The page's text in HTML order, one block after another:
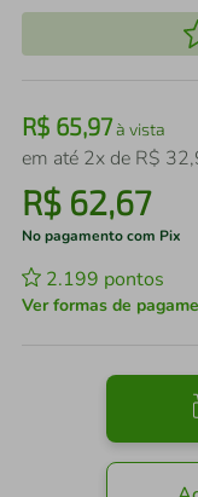
R$ 65,97à vista
em até 2x de R$ 32,
R$ 62,67
No pagamento com Pix
2.199 pontos
Ver formas de